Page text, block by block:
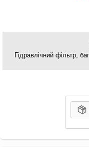
Гідравлічний фільтр,